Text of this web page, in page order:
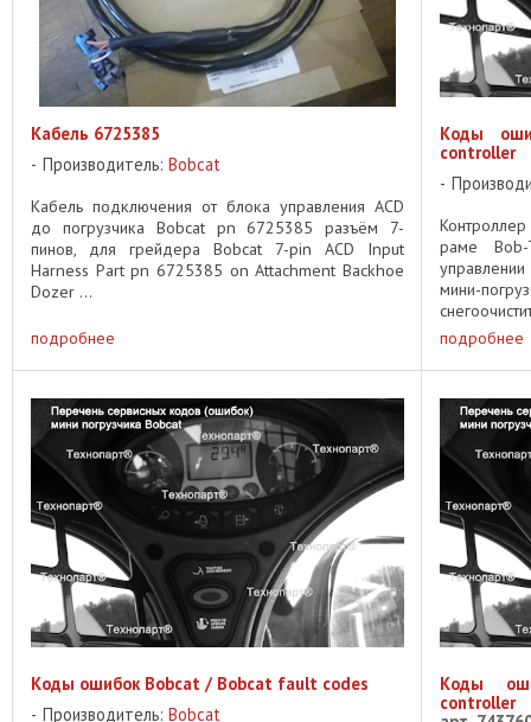
Кабель 6725385
Производитель: Bobcat
Кабель подключения от блока управления ACD
до погрузчика Bobcat pn 6725385 разъём 7-
пинов, для грейдера Bobcat 7-pin ACD Input
Harness Part pn 6725385 on Attachment Backhoe
Dozer ...
подробнее
Коды
controller
раме
мини-
Soil
подробнее
Коды ошибок Bobcat / Bobcat fault codes
Производитель: Bobcat
Коды
controller